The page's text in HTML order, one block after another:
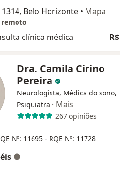
1314, Belo Horizonte • Mapa
clínica médica
Dra. Camila Cirino
Pereira
Neurologista, Médica do sono,
Psiquiatra · Mais
267 opiniões
Nº: 11695 - RQE Nº: 11728